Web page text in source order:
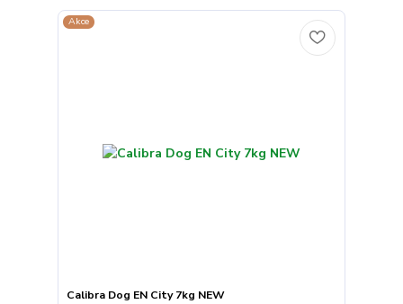
Akce
Calibra Dog EN City 7kg NEW